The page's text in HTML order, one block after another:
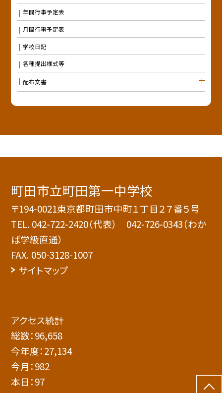
年間行事予定表
月間行事予定表
学校日記
各種提出様式等
配布文書
町田市立町田第一中学校
〒194-0021東京都町田市中町１丁目２７番５号
TEL. 042-722-2420（代表） 042-726-0343（わか
ば学級直通）
FAX. 050-3128-1007
サイトマップ
アクセス統計
総数：96,658
今年度：27,134
今月：982
本日：97